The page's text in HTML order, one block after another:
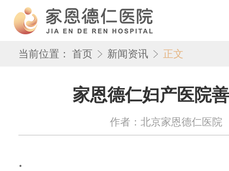
当前位置： 首页 新闻资讯 正文
家恩德仁妇产医院
作者：北京家恩德仁医院
.